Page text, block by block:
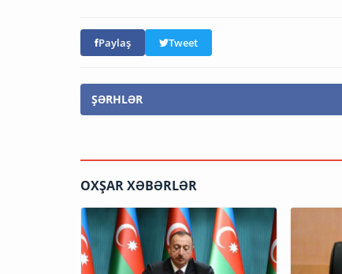
Paylaş Tweet
ŞƏRHLƏR
OXŞAR XƏBƏRLƏR